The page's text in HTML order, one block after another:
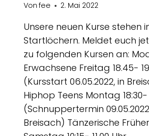
Von fee 2. Mai 2022
Unsere neuen Kurse stehen
Startlöchern. Meldet euch
zu folgenden Kursen an:
Erwachsene Freitag 18.45-
(Kursstart 06.05.2022, in
Hiphop Teens Montag 18:30-
(Schnuppertermin
Breisach) Tänzerische